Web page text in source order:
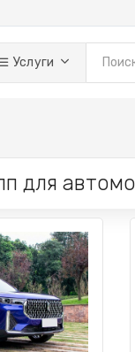
Услуги
для